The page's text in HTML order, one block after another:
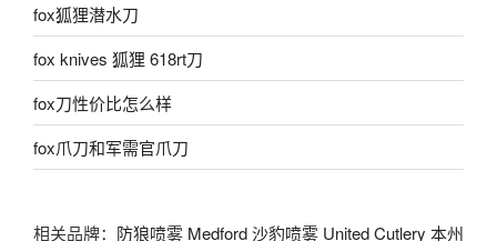
fox狐狸潜水刀
fox knives 狐狸 618rt刀
fox刀性价比怎么样
fox爪刀和军需官爪刀
相关品牌： 防狼喷雾 Medford沙豹喷雾 United Cutlery 本州